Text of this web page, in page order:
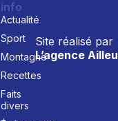
Site réalisé par
L’agence
info
Actualité
Sport
Montagne
Recettes
Faits
divers